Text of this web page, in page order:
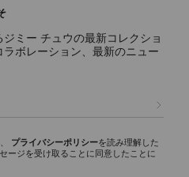
ミー チュウの最新コレクショ
ボレーション、最新のニュー
プライバシーポリシーを読み理解した
ージを受け取ることに同意したことに